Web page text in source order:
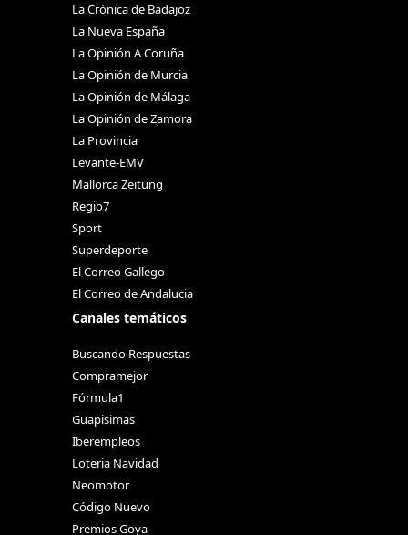
La Crónica de Badajoz
La Nueva España
La Opinión A Coruña
La Opinión de Murcia
La Opinión de Málaga
La Opinión de Zamora
La Provincia
Levante-EMV
Mallorca Zeitung
Regio7
Sport
Superdeporte
El Correo Gallego
El Correo de Andalucia
Canales temáticos
Buscando Respuestas
Compramejor
Fórmula1
Guapisimas
Iberempleos
Loteria Navidad
Neomotor
Código Nuevo
Premios Goya